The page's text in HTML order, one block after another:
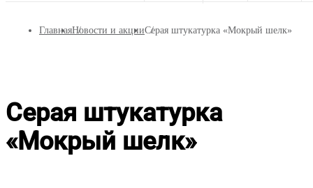
Посмотреть все результаты
ГлавнаяНовости и акцииСерая штукатурка «Мокрый шелк»
Серая штукатурка
«Мокрый шелк»